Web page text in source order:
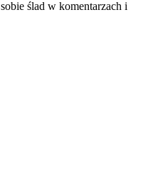
ślad w komentarzach i